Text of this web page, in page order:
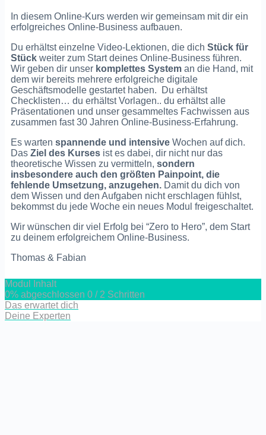
In diesem Online-Kurs werden wir gemeinsam mit dir ein
erfolgreiches Online-Business aufbauen.
Du erhältst einzelne Video-Lektionen, die dich Stück für
Stück weiter zum Start deines Online-Business führen.
Wir geben dir unser komplettes System an die Hand, mit
dem wir bereits mehrere erfolgreiche digitale
Geschäftsmodelle gestartet haben. Du erhältst
Checklisten… du erhältst Vorlagen.. du erhältst alle
Präsentationen und unser gesammeltes Fachwissen aus
zusammen fast 30 Jahren Online-Business-Erfahrung.
Es warten spannende und intensive Wochen auf dich.
Das Ziel des Kurses ist es dabei, dir nicht nur das
theoretische Wissen zu vermitteln, sondern
insbesondere auch den größten Painpoint, die
fehlende Umsetzung, anzugehen. Damit du dich von
dem Wissen und den Aufgaben nicht erschlagen fühlst,
bekommst du jede Woche ein neues Modul freigeschaltet.
Wir wünschen dir viel Erfolg bei “Zero to Hero”, dem Start
zu deinem erfolgreichem Online-Business.
Thomas & Fabian
Modul Inhalt
0% abgeschlossen 0 / 2 Schritten
Das erwartet dich
Deine Experten